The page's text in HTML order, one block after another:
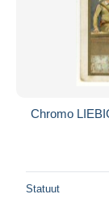
Chromo
Statuut